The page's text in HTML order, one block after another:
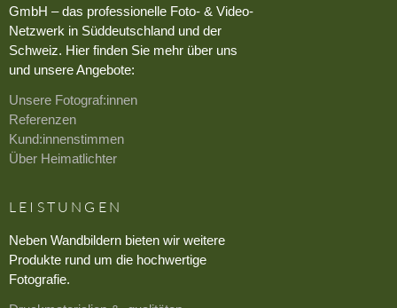
GmbH – das professionelle Foto- & Video-
Netzwerk in Süddeutschland und der
Schweiz. Hier finden Sie mehr über uns
und unsere Angebote:
Unsere Fotograf:innen
Referenzen
Kund:innenstimmen
Über Heimatlichter
LEISTUNGEN
Neben Wandbildern bieten wir weitere
Produkte rund um die hochwertige
Fotografie.